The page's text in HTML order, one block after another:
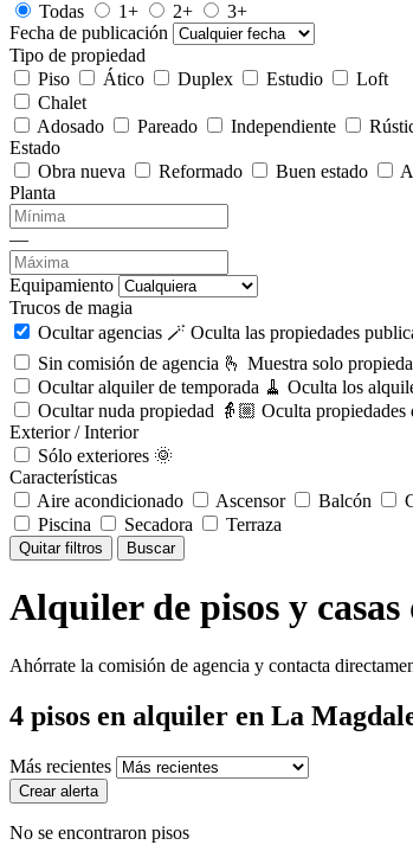
Todas
1+ 2+
3+
Fecha de publicación
Tipo de propiedad
Piso
Ático Duplex Estudio
Loft
Chalet
Adosado
Pareado Independiente
Estado
Obra nueva
Reformado Buen estado
Planta
—
Equipamiento
Trucos de magia
Ocultar agencias 🪄 Oculta las propiedades
Sin comisión de agencia 🫰 Muestra solo
Ocultar alquiler de temporada 🧹 Oculta los
Ocultar nuda propiedad 👵🏼 Oculta propiedades
Exterior / Interior
Sólo exteriores 🌞
Características
Aire acondicionado
Ascensor Balcón
Piscina
Secadora Terraza
Quitar filtros Buscar
Alquiler de pisos y
Ahórrate la comisión de agencia y contacta
4 pisos en alquiler en La
Más recientes
Crear alerta
No se encontraron pisos